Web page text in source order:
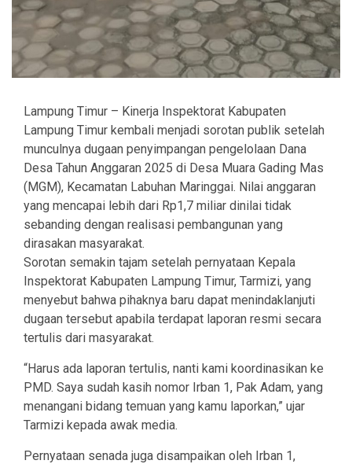
Lampung Timur – Kinerja Inspektorat Kabupaten
Lampung Timur kembali menjadi sorotan publik setelah
munculnya dugaan penyimpangan pengelolaan Dana
Desa Tahun Anggaran 2025 di Desa Muara Gading Mas
(MGM), Kecamatan Labuhan Maringgai. Nilai anggaran
yang mencapai lebih dari Rp1,7 miliar dinilai tidak
sebanding dengan realisasi pembangunan yang
dirasakan masyarakat.
Sorotan semakin tajam setelah pernyataan Kepala
Inspektorat Kabupaten Lampung Timur, Tarmizi, yang
menyebut bahwa pihaknya baru dapat menindaklanjuti
dugaan tersebut apabila terdapat laporan resmi secara
tertulis dari masyarakat.
“Harus ada laporan tertulis, nanti kami koordinasikan ke
PMD. Saya sudah kasih nomor Irban 1, Pak Adam, yang
menangani bidang temuan yang kamu laporkan,” ujar
Tarmizi kepada awak media.
Pernyataan senada juga disampaikan oleh Irban 1,